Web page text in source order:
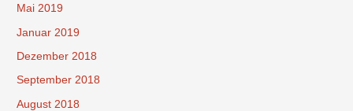
Mai 2019
Januar 2019
Dezember 2018
September 2018
August 2018